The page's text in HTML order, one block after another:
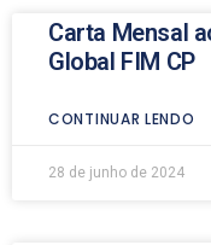
Carta Mensal
Global FIM CP
CONTINUAR LENDO
28 de junho de 2024